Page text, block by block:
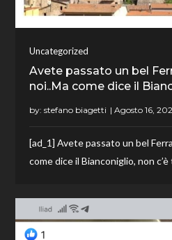
Uncategorized
Avete passato un bel
noi..Ma come dice il
by:stefano biagetti
[ad_1] Avete passato un bel
come dice il Bianconiglio, non